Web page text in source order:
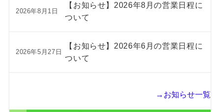
2026年8月1日
【お知らせ】2026年8月の営業日程に
ついて
2026年5月27日
【お知らせ】2026年6月の営業日程に
ついて
→お知らせ一覧